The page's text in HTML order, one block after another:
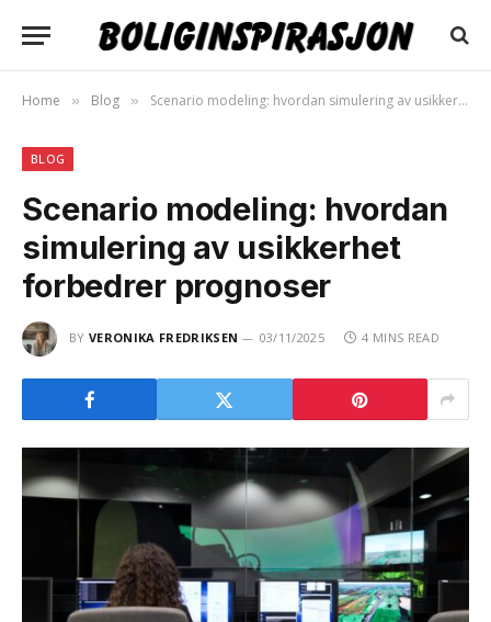
Home » Blog » Scenario modeling: hvordan simulering av usikkerhet forbedrer prognoser
BLOG
Scenario modeling: hvordan
simulering av usikkerhet
forbedrer prognoser
BY VERONIKA FREDRIKSEN 03/11/2025 4 MINS READ